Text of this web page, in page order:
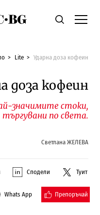
Economic.bgТърсене
Lite Ударна доза кофеин
доза кофеин
значимите стоки,
търгувани по света.
Светлана ЖЕЛЕВА
Сподели Туит
Whats App Препоръчай